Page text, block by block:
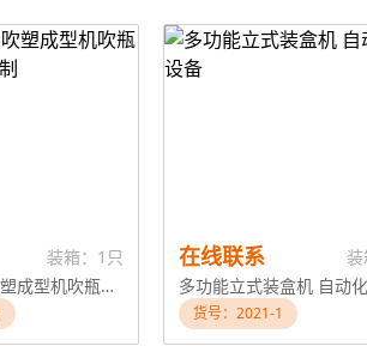
装箱：1只
SX-250型挤出吹塑成型机吹瓶机器厂家支持订制
在线联系
货号：2021-1